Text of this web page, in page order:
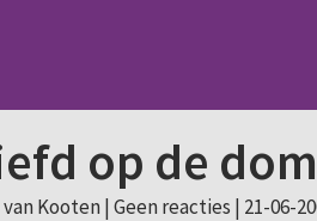
op de
Kooten | Geen reacties | 21-06-